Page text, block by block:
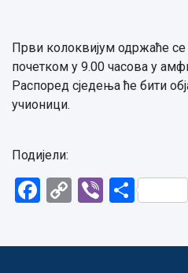
Први колоквијум одржаће се
почетком у 9.00 часова у
Распоред сједења ће бити
учионици.
Подијели:
Facebook
CopyViberShare